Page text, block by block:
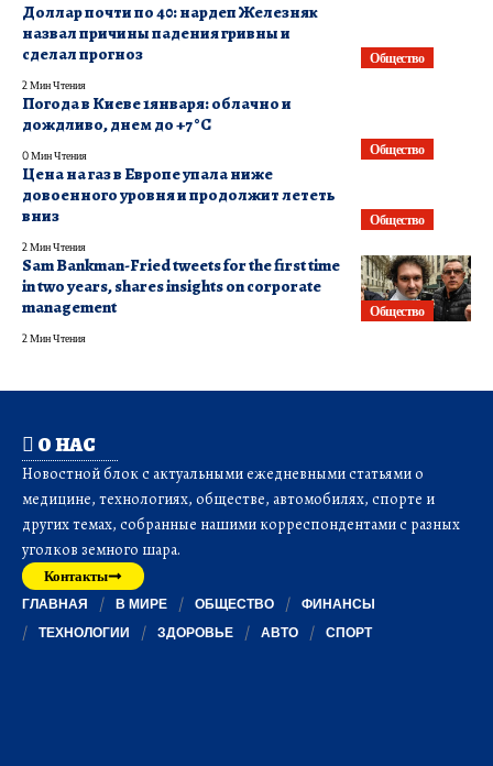
Общество
Доллар почти по 40: нардеп Железняк
назвал причины падения гривны и
сделал прогноз
2 Мин Чтения
Общество
Погода в Киеве 1января: облачно и
дождливо, днем до +7 °С
0 Мин Чтения
Общество
Цена на газ в Европе упала ниже
довоенного уровня и продолжит лететь
вниз
2 Мин Чтения
Общество
Sam Bankman-Fried tweets for the first time
in two years, shares insights on corporate
management
2 Мин Чтения
О НАС
Новостной блок с актуальными ежедневными статьями о
медицине, технологиях, обществе, автомобилях, спорте и
других темах, собранные нашими корреспондентами с разных
уголков земного шара.
Контакты
ГЛАВНАЯ В МИРЕ ОБЩЕСТВО
ФИНАНСЫ
ТЕХНОЛОГИИ
ЗДОРОВЬЕ АВТО СПОРТ